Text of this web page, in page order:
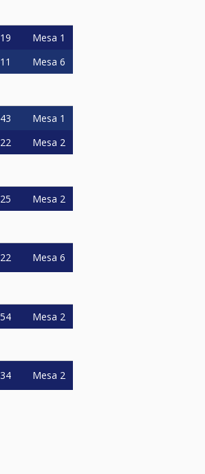
Mesa 1
Mesa 6
Mesa 1
Mesa 2
Mesa 2
Mesa 6
Mesa 2
Mesa 2